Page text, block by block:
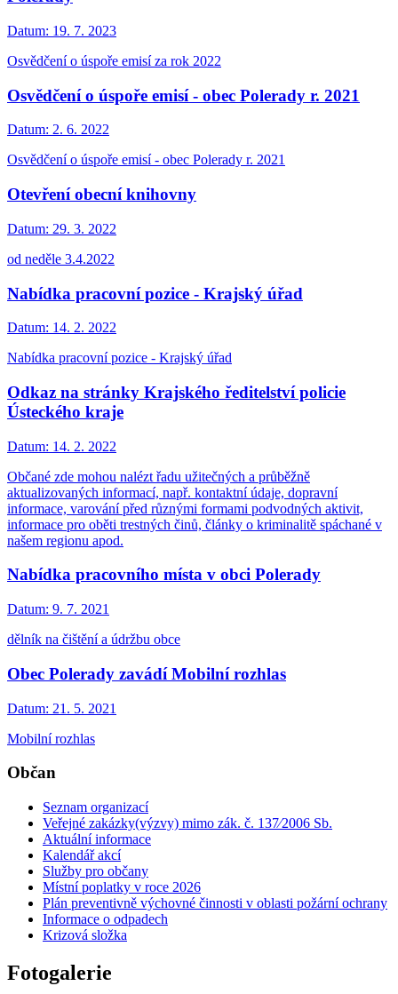
Datum: 19. 7. 2023
Osvědčení o úspoře emisí za rok 2022
Osvědčení o úspoře emisí - obec Polerady r. 2021
Datum: 2. 6. 2022
Osvědčení o úspoře emisí - obec Polerady r. 2021
Otevření obecní knihovny
Datum: 29. 3. 2022
od neděle 3.4.2022
Nabídka pracovní pozice - Krajský úřad
Datum: 14. 2. 2022
Nabídka pracovní pozice - Krajský úřad
Odkaz na stránky Krajského ředitelství policie
Ústeckého kraje
Datum: 14. 2. 2022
Občané zde mohou nalézt řadu užitečných a průběžně
aktualizovaných informací, např. kontaktní údaje, dopravní
informace, varování před různými formami podvodných aktivit,
informace pro oběti trestných činů, články o kriminalitě spáchané v
našem regionu apod.
Nabídka pracovního místa v obci Polerady
Datum: 9. 7. 2021
dělník na čištění a údržbu obce
Obec Polerady zavádí Mobilní rozhlas
Datum: 21. 5. 2021
Mobilní rozhlas
Občan
Seznam organizací
Veřejné zakázky(výzvy) mimo zák. č. 137⁄2006 Sb.
Aktuální informace
Kalendář akcí
Služby pro občany
Místní poplatky v roce 2026
Plán preventivně výchovné činnosti v oblasti požární ochrany
Informace o odpadech
Krizová složka
Fotogalerie